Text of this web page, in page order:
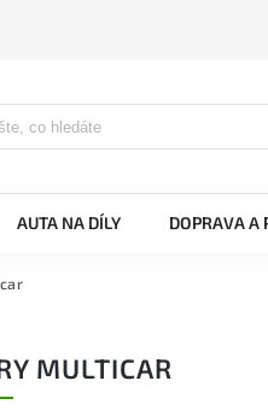
AUTA NA DÍLY DOPRAVA A
MULTICAR